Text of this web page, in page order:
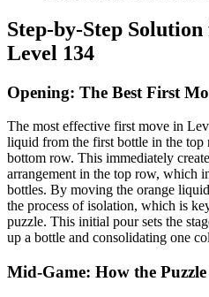
Step-by-Step
Level 134
Opening: The Best First
The most effective first move in
liquid from the first bottle in the
bottom row. This immediately
arrangement in the top row, which
bottles. By moving the orange
the process of isolation, which is
puzzle. This initial pour sets the
up a bottle and consolidating one
Mid-Game: How the